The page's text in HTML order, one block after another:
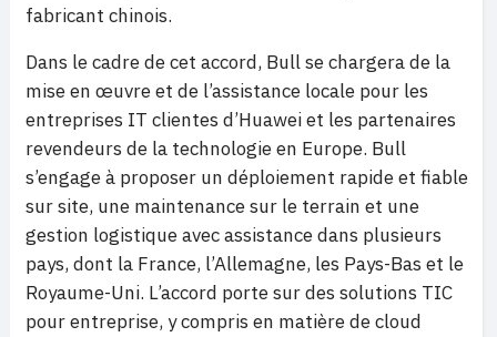
fabricant chinois.
Dans le cadre de cet accord, Bull se chargera de la
mise en œuvre et de l’assistance locale pour les
entreprises IT clientes d’Huawei et les partenaires
revendeurs de la technologie en Europe. Bull
s’engage à proposer un déploiement rapide et fiable
sur site, une maintenance sur le terrain et une
gestion logistique avec assistance dans plusieurs
pays, dont la France, l’Allemagne, les Pays-Bas et le
Royaume-Uni. L’accord porte sur des solutions TIC
pour entreprise, y compris en matière de cloud